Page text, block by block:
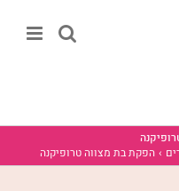
הפקת בת מצווה טרופיקנה